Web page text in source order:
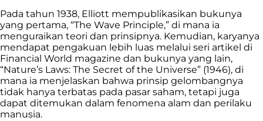
Pada tahun 1938, Elliott mempublikasikan bukunya
yang pertama, “The Wave Principle,” di mana ia
menguraikan teori dan prinsipnya. Kemudian, karyanya
mendapat pengakuan lebih luas melalui seri artikel di
Financial World magazine dan bukunya yang lain,
“Nature’s Laws: The Secret of the Universe” (1946), di
mana ia menjelaskan bahwa prinsip gelombangnya
tidak hanya terbatas pada pasar saham, tetapi juga
dapat ditemukan dalam fenomena alam dan perilaku
manusia.